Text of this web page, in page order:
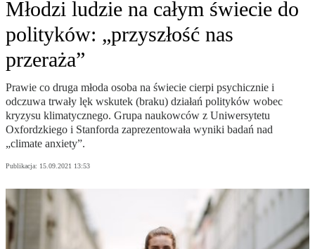
Młodzi ludzie na całym świecie do
polityków: „przyszłość nas
przeraża”
Prawie co druga młoda osoba na świecie cierpi psychicznie i
odczuwa trwały lęk wskutek (braku) działań polityków wobec
kryzysu klimatycznego. Grupa naukowców z Uniwersytetu
Oxfordzkiego i Stanforda zaprezentowała wyniki badań nad
„climate anxiety”.
Publikacja: 15.09.2021 13:53